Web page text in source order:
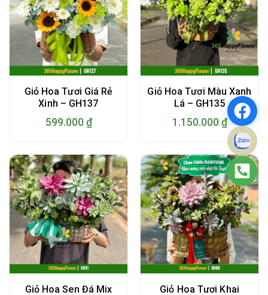
Giỏ Hoa Tươi Giá Rẻ
Xinh – GH137
599.000 ₫
Giỏ Hoa Tươi Màu Xanh
Lá – GH135
1.150.000 ₫
Giỏ Hoa Sen Đá Mix
Giỏ Hoa Tươi Khai